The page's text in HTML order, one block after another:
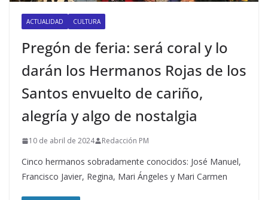
ACTUALIDAD CULTURA
Pregón de feria: será coral y lo
darán los Hermanos Rojas de los
Santos envuelto de cariño,
alegría y algo de nostalgia
10 de abril de 2024 Redacción PM
Cinco hermanos sobradamente conocidos: José Manuel,
Francisco Javier, Regina, Mari Ángeles y Mari Carmen